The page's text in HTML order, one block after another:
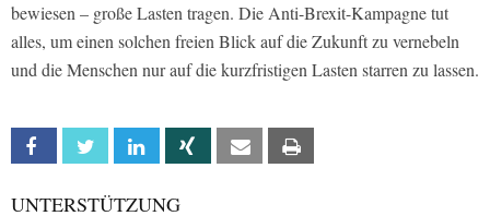
bewiesen – große Lasten tragen. Die Anti-Brexit-Kampagne tut
alles, um einen solchen freien Blick auf die Zukunft zu vernebeln
und die Menschen nur auf die kurzfristigen Lasten starren zu lassen.
Facebook Twitter Linkedin Xing Email
UNTERSTÜTZUNG